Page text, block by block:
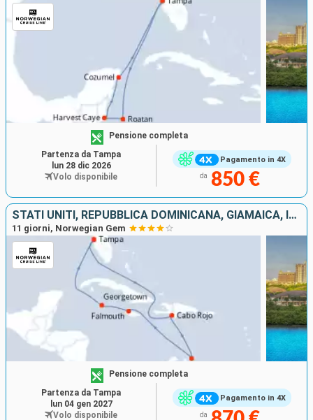
Pagamento in 4X
Pensione completa
da 850 €
Partenza da Tampa
lun 28 dic 2026
Volo disponibile
STATI UNITI, REPUBBLICA DOMINICANA, GIAMAICA, ISOLE CAYMAN
11 giorni, Norwegian Gem
Pagamento in 4X
Pensione completa
da
Partenza da Tampa
lun 04 gen 2027
Volo disponibile